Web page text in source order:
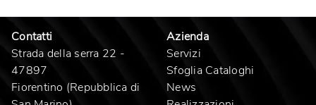
Contatti
Strada della serra 22 -
47897
Fiorentino (Repubblica di
Azienda
Servizi
Sfoglia Cataloghi
News